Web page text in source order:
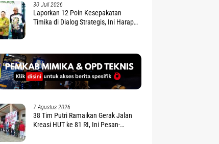
30 Juli 2026
Laporkan 12 Poin Kesepakatan
Timika di Dialog Strategis, Ini Harapan
7 Agustus 2026
38 Tim Putri Ramaikan Gerak Jalan
Kreasi HUT ke 81 RI, Ini Pesan-